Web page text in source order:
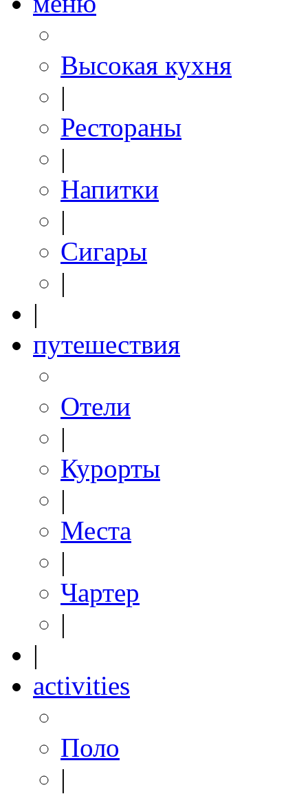
Высокая кухня
|
Рестораны
|
Напитки
|
Сигары
|
|
путешествия
Отели
|
Курорты
|
Места
|
Чартер
|
|
activities
Поло
|